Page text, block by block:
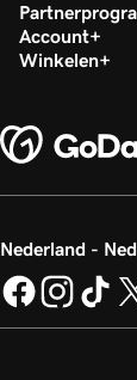
Account
Winkelen
Nederland -